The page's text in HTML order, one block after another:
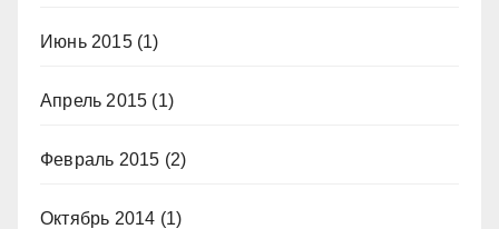
Июнь 2015(1)
Апрель 2015 (1)
Февраль 2015 (2)
Октябрь 2014 (1)